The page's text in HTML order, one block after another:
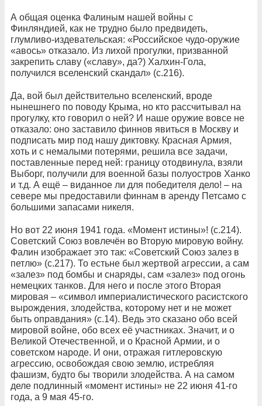
А общая оценка Фалиным нашей войны с
Финляндией, как не трудно было предвидеть,
глумливо-издевательская: «Российское чудо-оружие
«авось» отказало. Из лихой прогулки, призванной
закрепить славу («славу», да?) Халхин-Гола,
получился вселенский скандал» (с.216).
Да, вой был действительно вселенский, вроде
нынешнего по поводу Крыма, но кто рассчитывал на
прогулку, кто говорил о ней? И наше оружие вовсе не
отказало: оно заставило финнов явиться в Москву и
подписать мир под нашу диктовку. Красная Армия,
хоть и с немалыми потерями, решила все задачи,
поставленные перед ней: границу отодвинула, взяли
Выборг, получили для военной базы полуостров Ханко
и т.д. А ещё – виданное ли для победителя дело! – на
севере мы предоставили финнам в аренду Петсамо с
большими запасами никеля.
Но вот 22 июня 1941 года. «Момент истины»! (с.214).
Советский Союз вовлечён во Вторую мировую войну.
Фалин изображает это так: «Советский Союз залез в
петлю» (с.217). То естьне был жертвой агрессии, а сам
«залез» под бомбы и снаряды, сам «залез» под огонь
немецких танков. Для него и после этого Вторая
мировая – «символ империалистического расистского
вырождения, злодейства, которому нет и не может
быть оправдания» (с.14). Ведь это сказано обо всей
мировой войне, обо всех её участниках. Значит, и о
Великой Отечественной, и о Красной Армии, и о
советском народе. И они, отражая гитлеровскую
агрессию, освобождая свою землю, истребляя
фашизм, будто бы творили злодейства. А на самом
деле подлинный «момент истины» не 22 июня 41-го
года, а 9 мая 45-го.